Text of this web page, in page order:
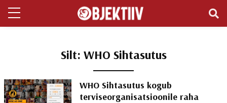
Silt: WHO Sihtasutus
WHO Sihtasutus kogub
terviseorganisatsioonile raha